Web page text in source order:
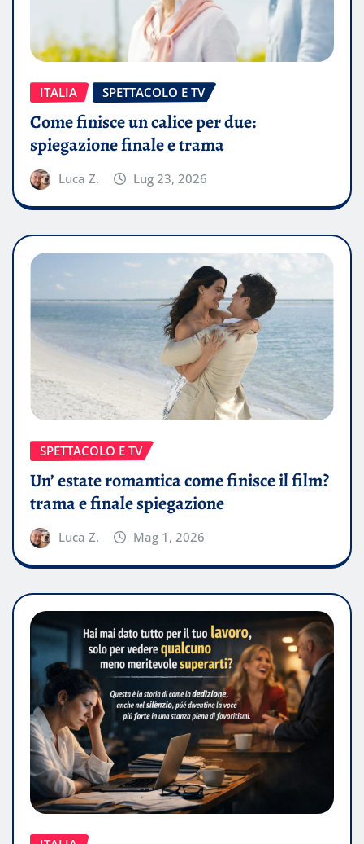
ITALIA SPETTACOLO E TV
Come finisce un calice per due:
spiegazione finale e trama
Luca Z. Lug 23, 2026
SPETTACOLO E TV
Un’ estate romantica come finisce il film?
trama e finale spiegazione
Luca Z. Mag 1, 2026